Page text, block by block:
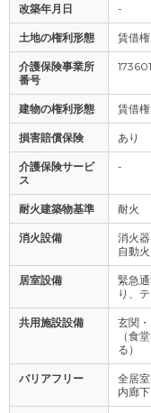
改築年月日 -
土地の権利形態 賃借権
介護保険事業所
番号
建物の権利形態 賃借権
損害賠償保険 あり
介護保険サービ
ス
-
耐火建築物基準 耐火
消火設備
消火
自動
居室設備
緊急
り、
共用施設設備
玄関
（食
る）
バリアフリー
全居
内廊